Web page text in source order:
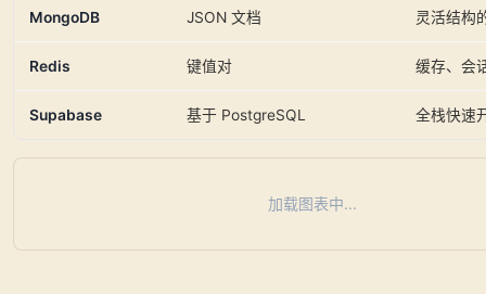
MongoDB JSON 文档 灵活结构
Redis 键值对 缓存、会
Supabase 基于 PostgreSQL 全栈快速
加载图表中...